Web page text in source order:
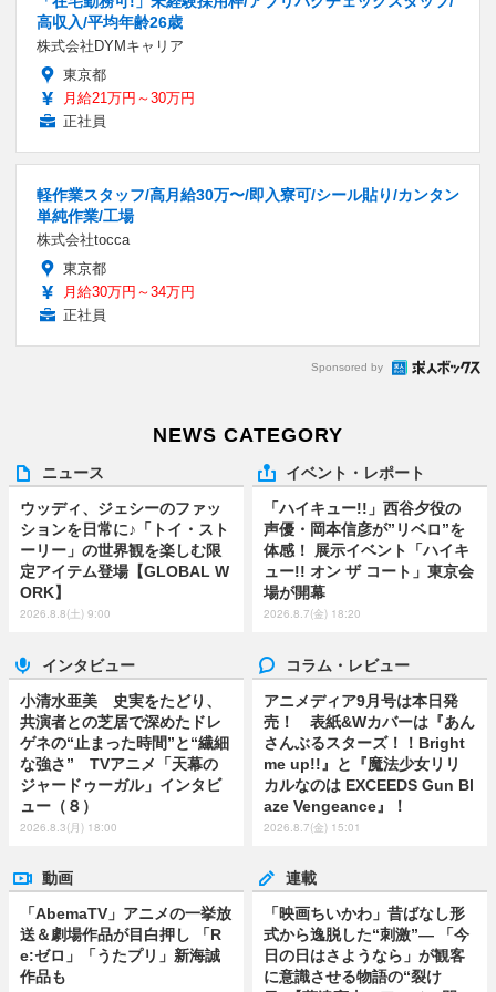
高収入/平均年齢26歳
株式会社DYMキャリア
東京都
月給21万円～30万円
正社員
軽作業スタッフ/高月給30万〜/即入寮可/シール貼り/カンタン
単純作業/工場
株式会社tocca
東京都
月給30万円～34万円
正社員
Sponsored by
NEWS CATEGORY
ニュース
ウッディ、ジェシーのファッ
ションを日常に♪「トイ・スト
ーリー」の世界観を楽しむ限
定アイテム登場【GLOBAL W
ORK】
2026.8.8(土) 9:00
イベント・レポート
「ハイキュー!!」西谷夕役の
声優・岡本信彦が”リベロ”を
体感！ 展示イベント「ハイキ
ュー!! オン ザ コート」東京会
場が開幕
2026.8.7(金) 18:20
インタビュー
小清水亜美 史実をたどり、
共演者との芝居で深めたドレ
ゲネの“止まった時間”と“繊細
な強さ” TVアニメ「天幕の
ジャードゥーガル」インタビ
ュー（８）
2026.8.3(月) 18:00
コラム・レビュー
アニメディア9月号は本日発
売！ 表紙&Wカバーは『あん
さんぶるスターズ！！Bright
me up!!』と『魔法少女リリ
カルなのは EXCEEDS Gun Bl
aze Vengeance』！
2026.8.7(金) 15:01
動画
「AbemaTV」アニメの一挙放
送＆劇場作品が目白押し 「R
e:ゼロ」「うたプリ」新海誠
作品も
連載
「映画ちいかわ」昔ばなし形
式から逸脱した“刺激”― 「今
日の日はさようなら」が観客
に意識させる物語の“裂け